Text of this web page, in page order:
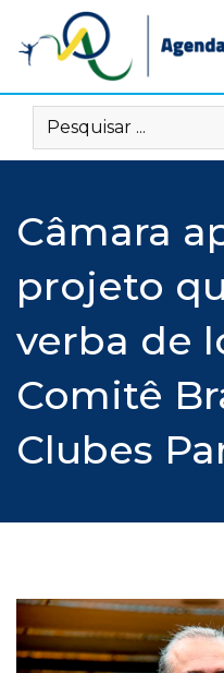
content
Câmara
projeto
verba de
Comitê
Clubes